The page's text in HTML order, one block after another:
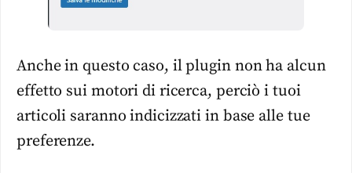
Anche in questo caso, il plugin non ha alcun
effetto sui motori di ricerca, perciò i tuoi
articoli saranno indicizzati in base alle tue
preferenze.